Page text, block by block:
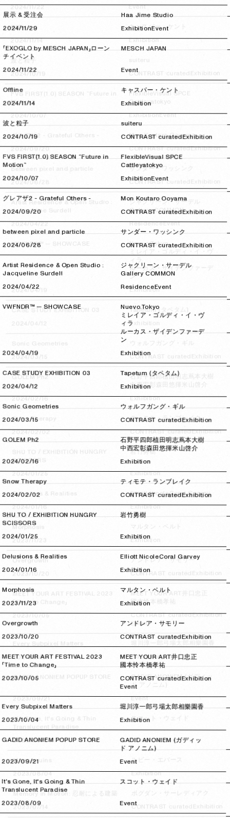
展示 & 受注会 Haa Jime Studio
2024/11/29
2024/11/29 ExhibitionEvent
「EXOGLO by MESCH JAPAN」ローン
チイベント
MESCH JAPAN
2024/11/22
2024/11/22 Event
Offline キャスパー・ケント
2024/11/14
2024/11/14 Exhibition
波と粒子 suiteru
2024/10/19
2024/10/19 CONTRAST curatedExhibition
FVS FIRST(1.0) SEASON “Future in
Motion”
FlexibleVisual SPCE
Cattleyatokyo
2024/10/07
2024/10/07 ExhibitionEvent
グレアザ2 - Grateful Others - Mon Koutaro Ooyama
2024/09/20
2024/09/20 CONTRAST curatedExhibition
between pixel and particle サンダー・ワッシンク
2024/06/28
2024/06/28 CONTRAST curatedExhibition
Artist Residence & Open Studio :
Jacqueline Surdell
ジャクリーン・サーデル
Gallery COMMON
2024/04/22
2024/04/22 ResidenceEvent
VWFNDR™ — SHOWCASE Nuevo.Tokyo
ミレイア・ゴルディ・イ・ヴ
ィラ
ルーカス・ザイデンファーデ
ン
2024/04/19
2024/04/19 Exhibition
CASE STUDY EXHIBITION 03 Tapetum (タペタム)
2024/04/12
2024/04/12 Exhibition
Sonic Geometries ウォルフガング・ギル
2024/03/15
2024/03/15 CONTRAST curatedExhibition
GOLEM Ph2 石野平四郎植田明志蔦本大樹
中西宏彰森田悠揮米山啓介
2024/02/16
2024/02/16 Exhibition
Snow Therapy ティモテ・ランブレイク
2024/02/02
2024/02/02 CONTRAST curatedExhibition
SHU TO / EXHIBITION HUNGRY
SCISSORS
岩竹勇樹
2024/01/25
2024/01/25 Exhibition
Delusions & Realities Elliott NicoleCoral Garvey
2024/01/16
2024/01/16 Exhibition
Morphosis マルタン・ベルト
2023/11/23
2023/11/23 Exhibition
Overgrowth アンドレア・サモリー
2023/10/20
2023/10/20 CONTRAST curatedExhibition
MEET YOUR ART FESTIVAL 2023
「Time to Change」
MEET YOUR ART井口忠正
國本怜本橋孝祐
2023/10/05
2023/10/05 CONTRAST curatedExhibition
Event
Every Subpixel Matters 堀川淳一郎弓場太郎相樂園香
2023/10/04
2023/10/04 Exhibition
GADID ANONIEM POPUP STORE GADID ANONIEM (ガディッ
ド アノニム)
2023/09/21
2023/09/21 Event
It's Gone, It's Going & Thin
Translucent Paradise
スコット・ウェイド
2023/08/09
2023/08/09 Event
2024/11/22
2024/11/22 Event
Offline キャスパー・ケント
2024/11/14
2024/11/14 Exhibition
波と粒子 suiteru
2024/10/19
2024/10/19 CONTRAST curated Exhibition
FVS FIRST(1.0) SEASON “Future in
Motion”
FlexibleVisual SPCE
Cattleyatokyo
2024/10/07
2024/10/07 ExhibitionEvent
グレアザ2 - Grateful Others - Mon Koutaro Ooyama
2024/09/20
2024/09/20 CONTRAST curatedExhibition
between pixel and particle サンダー・ワッシンク
2024/06/28
2024/06/28 CONTRAST curated
Artist Residence & Open Studio :
Jacqueline Surdell
ジャクリーン・サーデル
Gallery COMMON
2024/04/22
2024/04/22 ResidenceEvent
VWFNDR™ — SHOWCASE Nuevo.Tokyo
ミレイア・ゴルディ・イ・ヴ
ルーカス・ザイデンファーデ
ン
2024/04/19
2024/04/19 Exhibition
CASE STUDY EXHIBITION 03 Tapetum (タペタム)
Exhibition
2024/03/15
2024/03/15 CONTRAST curated Exhibition
GOLEM Ph2 石野平四郎植田明志
中西宏彰
森田悠揮
2024/02/16
2024/02/16 Exhibition
Snow Therapy ティモテ・ランブレイク
2024/02/02
2024/02/02 CONTRAST curatedExhibition
SHU TO / EXHIBITION HUNGRY
SCISSORS
岩竹勇樹
2024/01/25
2024/01/25 Exhibition
Delusions & Realities Elliott NicoleCoral Garvey
2024/01/16
2024/01/16 Exhibition
Morphosis
2023/11/23
2023/11/23 Exhibition
Overgrowth アンドレア・サモリー
2023/10/20
2023/10/20 CONTRAST curated Exhibition
MEET YOUR ART FESTIVAL 2023
「Time to Change」
MEET YOUR ART
國本怜
2023/10/05
2023/10/05 CONTRAST curatedExhibition
Event
Every Subpixel Matters
2023/10/04
2023/10/04 Exhibition
GADID ANONIEM POPUP STORE GADID ANONIEM (ガディッ
ド アノニム)
2023/09/21
2023/09/21 Event
It's Gone, It's Going & Thin
Translucent Paradise
スコット・ウェイド
2023/08/09
2023/08/09 Event
Mannequins ルビー・エバース
2023/08/04
2023/08/04 Exhibition
Memory in Motion: 忍耐による建築
2023/07/14
2023/07/14 CONTRAST curated Exhibition